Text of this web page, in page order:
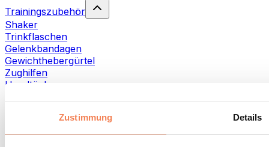
Zustimmung Details
Trainingszubehör
Shaker
Trinkflaschen
Gelenkbandagen
Gewichthebergürtel
Zughilfen
Handtücher